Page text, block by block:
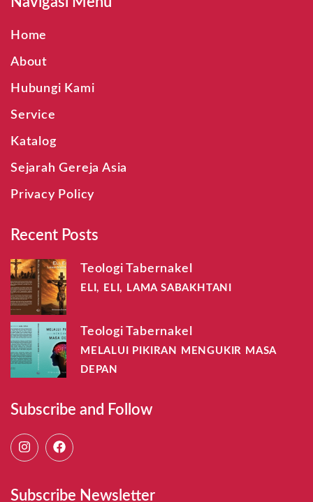
Home
About
Hubungi Kami
Service
Katalog
Sejarah Gereja Asia
Privacy Policy
Recent Posts
Teologi Tabernakel
ELI, ELI, LAMA SABAKHTANI
Teologi Tabernakel
MELALUI PIKIRAN MENGUKIR MASA
DEPAN
Subscribe and Follow
Subscribe Newsletter